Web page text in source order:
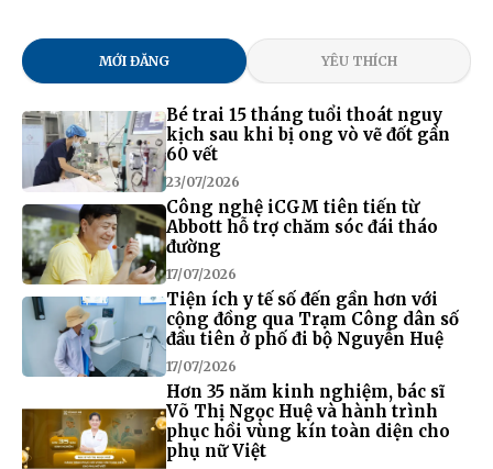
MỚI ĐĂNG YÊU THÍCH
Bé trai 15 tháng tuổi thoát nguy
kịch sau khi bị ong vò vẽ đốt gần
60 vết
23/07/2026
Công nghệ iCGM tiên tiến từ
Abbott hỗ trợ chăm sóc đái tháo
đường
17/07/2026
Tiện ích y tế số đến gần hơn với
cộng đồng qua Trạm Công dân số
đầu tiên ở phố đi bộ Nguyễn Huệ
17/07/2026
Hơn 35 năm kinh nghiệm, bác sĩ
Võ Thị Ngọc Huệ và hành trình
phục hồi vùng kín toàn diện cho
phụ nữ Việt